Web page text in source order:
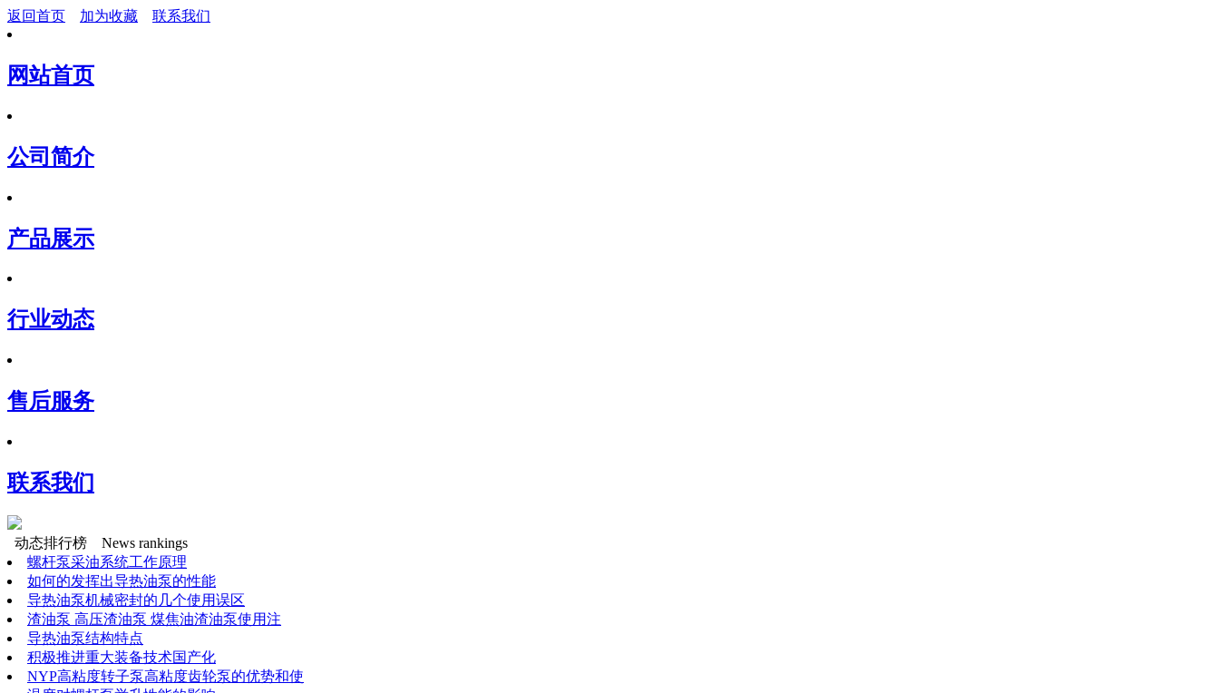
返回首页 加为收藏 联系我们
网站首页
公司简介
产品展示
行业动态
售后服务
联系我们
动态排行榜
News rankings
螺杆泵采油系统工作原理
如何的发挥出导热油泵的性能
导热油泵机械密封的几个使用误区
渣油泵 高压渣油泵 煤焦油渣油泵使用注
导热油泵结构特点
积极推进重大装备技术国产化
NYP高粘度转子泵高粘度齿轮泵的优势和使